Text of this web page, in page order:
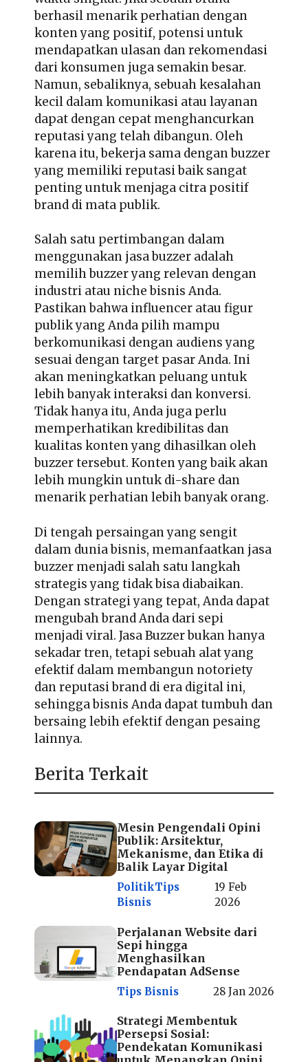
berhasil menarik perhatian dengan
konten yang positif, potensi untuk
mendapatkan ulasan dan rekomendasi
dari konsumen juga semakin besar.
Namun, sebaliknya, sebuah kesalahan
kecil dalam komunikasi atau layanan
dapat dengan cepat menghancurkan
reputasi yang telah dibangun. Oleh
karena itu, bekerja sama dengan buzzer
yang memiliki reputasi baik sangat
penting untuk menjaga citra positif
brand di mata publik.
Salah satu pertimbangan dalam
menggunakan jasa buzzer adalah
memilih buzzer yang relevan dengan
industri atau niche bisnis Anda.
Pastikan bahwa influencer atau figur
publik yang Anda pilih mampu
berkomunikasi dengan audiens yang
sesuai dengan target pasar Anda. Ini
akan meningkatkan peluang untuk
lebih banyak interaksi dan konversi.
Tidak hanya itu, Anda juga perlu
memperhatikan kredibilitas dan
kualitas konten yang dihasilkan oleh
buzzer tersebut. Konten yang baik akan
lebih mungkin untuk di-share dan
menarik perhatian lebih banyak orang.
Di tengah persaingan yang sengit
dalam dunia bisnis, memanfaatkan jasa
buzzer menjadi salah satu langkah
strategis yang tidak bisa diabaikan.
Dengan strategi yang tepat, Anda dapat
mengubah brand Anda dari sepi
menjadi viral. Jasa Buzzer bukan hanya
sekadar tren, tetapi sebuah alat yang
efektif dalam membangun notoriety
dan reputasi brand di era digital ini,
sehingga bisnis Anda dapat tumbuh dan
bersaing lebih efektif dengan pesaing
lainnya.
Berita Terkait
Mesin Pengendali Opini
Publik: Arsitektur,
Mekanisme, dan Etika di
Balik Layar Digital
PolitikTips
Bisnis
19 Feb
2026
Perjalanan Website dari
Sepi hingga
Menghasilkan
Pendapatan AdSense
Tips Bisnis 28 Jan 2026
Strategi Membentuk
Persepsi Sosial:
Pendekatan Komunikasi